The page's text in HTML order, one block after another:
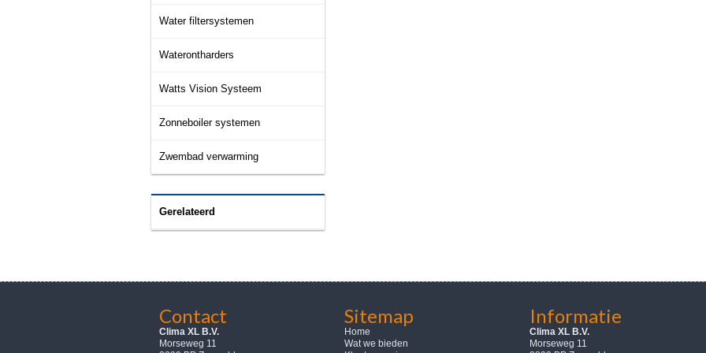
Water filtersystemen
Waterontharders
Watts Vision Systeem
Zonneboiler systemen
Zwembad verwarming
Gerelateerd
Contact
Clima XL B.V.
Morseweg 11
Sitemap
Home
Wat we bieden
Informatie
Clima XL B.V.
Morseweg 11